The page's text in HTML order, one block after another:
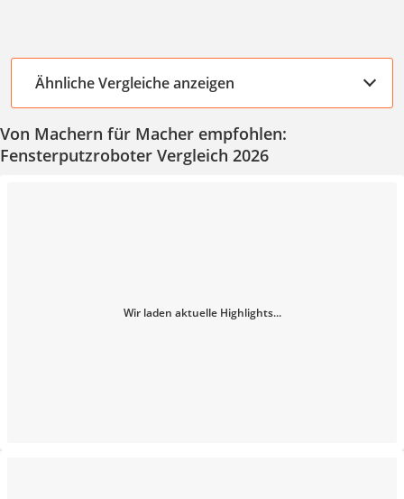
Ähnliche Vergleiche anzeigen
Von Machern für Macher empfohlen:
Fensterputzroboter Vergleich 2026
Wir laden aktuelle Highlights...